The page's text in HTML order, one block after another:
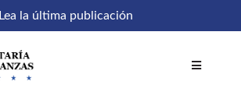
Lea la última publicación
Toggle